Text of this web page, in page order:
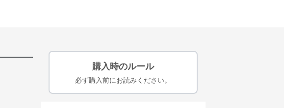
購入時のルール
必ず購入前にお読みください。